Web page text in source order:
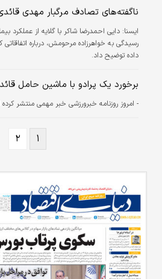
ناگفته‌های تصادف مرگبار مهدی
ايسنا: دایی احمدرضا شاکر با گلایه از عملکرد
رسیدگی به خواهرزاده‌ مرحومش، درباره
داده‌ توضیح داد.
برخورد یک پرادو با ماشین حامل
- امروز روزنامه خبرورزشی خبر مهمی منتشر
۱ ۲